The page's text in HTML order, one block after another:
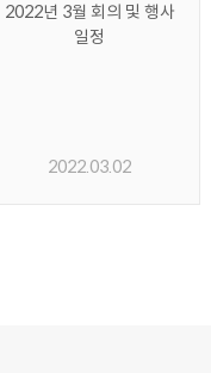
2022년 3월 회의 및 행사
일정
2022.03.02